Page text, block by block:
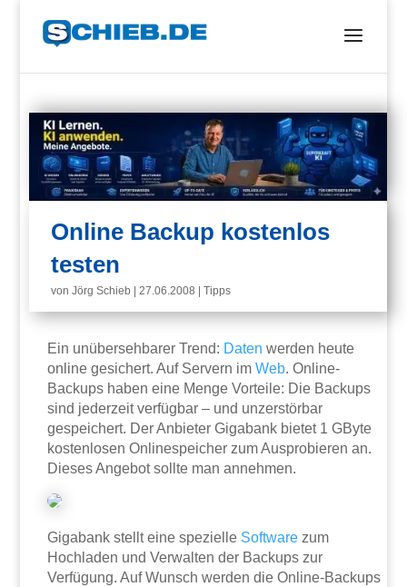
Online Backup kostenlos
testen
vonJörg Schieb |27.06.2008 |Tipps
Ein unübersehbarer Trend: Daten werden heute
online gesichert. Auf Servern imWeb. Online-
Backups haben eine Menge Vorteile: Die Backups
sind jederzeit verfügbar – und unzerstörbar
gespeichert. Der Anbieter Gigabank bietet 1 GByte
kostenlosen Onlinespeicher zum Ausprobieren an.
Dieses Angebot sollte man annehmen.
Gigabank stellt eine spezielle Software zum
Hochladen und Verwalten der Backups zur
Verfügung. Auf Wunsch werden die Online-Backups